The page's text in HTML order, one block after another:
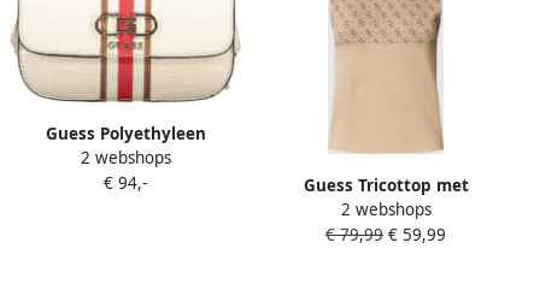
Guess Polyethyleen
Handtas met Kettingriem
Beige Dames
2 webshops
€ 94,-
Guess Tricottop met
opstaande kraag model
'LISE'
2 webshops
€ 79,99 € 59,99